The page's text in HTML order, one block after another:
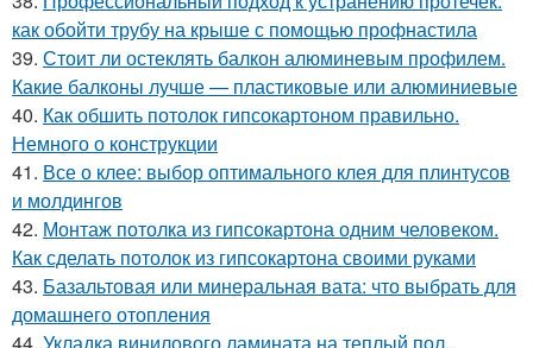
как обойти трубу на крыше с помощью профнастила
39. Стоит ли остеклять балкон алюминевым профилем.
Какие балконы лучше — пластиковые или алюминиевые
40. Как обшить потолок гипсокартоном правильно.
Немного о конструкции
41. Все о клее: выбор оптимального клея для плинтусов
и молдингов
42. Монтаж потолка из гипсокартона одним человеком.
Как сделать потолок из гипсокартона своими руками
43. Базальтовая или минеральная вата: что выбрать для
домашнего отопления